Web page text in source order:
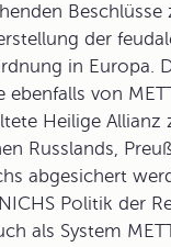
Beschlüsse
der
in Europa.
ebenfalls von
Heilige Allianz
Russlands,
abgesichert
Politik der
als System